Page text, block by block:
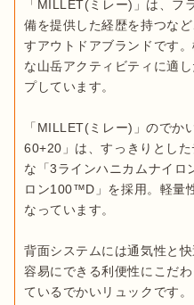
「MILLET(ミレー)」は、フ
備を提供した経歴を持つな
すアウトドアブランドです
な山岳アクティビティに適
プしています。
「MILLET(ミレー)」のでか
60+20」は、すっきりとし
な「3ラインハニカムナイロ
ロン100™D」を採用。軽量
なっています。
背面システムには通気性と
容易にできる利便性にこだ
ているでかいリュックです。